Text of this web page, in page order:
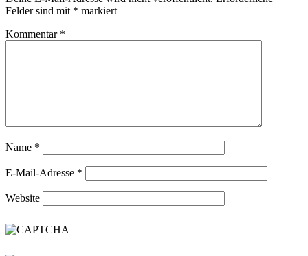
Felder sind mit * markiert
Kommentar *
Name *
E-Mail-Adresse *
Website